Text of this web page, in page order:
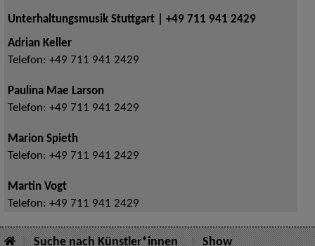
Unterhaltungsmusik Stuttgart | +49 711 941 2429
Adrian Keller
Telefon: +49 711 941 2429
Paulina Mae Larson
Telefon: +49 711 941 2429
Marion Spieth
Telefon: +49 711 941 2429
Martin Vogt
Telefon: +49 711 941 2429
Suche nach Künstler*innen Show